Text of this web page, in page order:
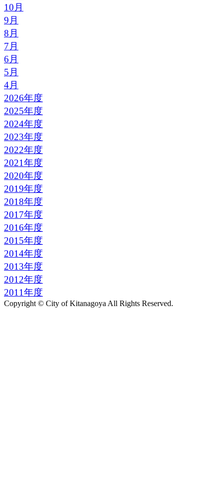
10月
9月
8月
7月
6月
5月
4月
2026年度
2025年度
2024年度
2023年度
2022年度
2021年度
2020年度
2019年度
2018年度
2017年度
2016年度
2015年度
2014年度
2013年度
2012年度
2011年度
Copyright © City of Kitanagoya All Rights Reserved.